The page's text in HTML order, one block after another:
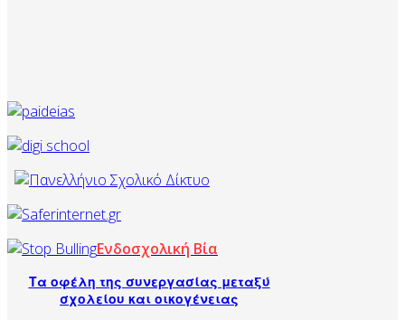
Ενδοσχολική Βία
Τα οφέλη της συνεργασίας μεταξύ
σχολείου και οικογένειας